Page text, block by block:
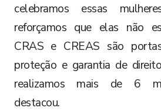
celebramos essas
reforçamos que elas não
CRAS e CREAS são
proteção e garantia de
realizamos mais de 6
destacou.